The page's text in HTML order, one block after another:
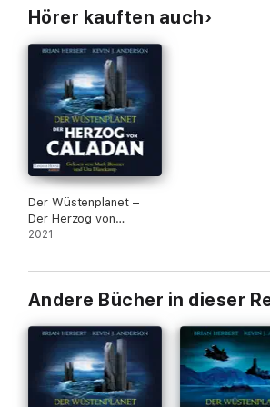
Hörer kauften auch
Der Wüstenplanet –
Der Herzog von
Caladan
2021
Andere Bücher in dieser